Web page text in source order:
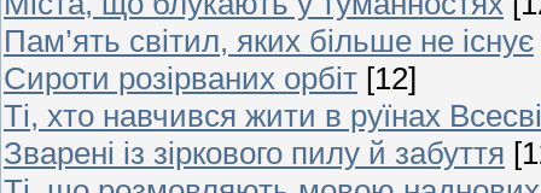
Пам’ять світил, яких більше не існує
Сироти розірваних орбіт [12]
Ті, хто навчився жити в руїнах
Зварені із зіркового пилу й забуття